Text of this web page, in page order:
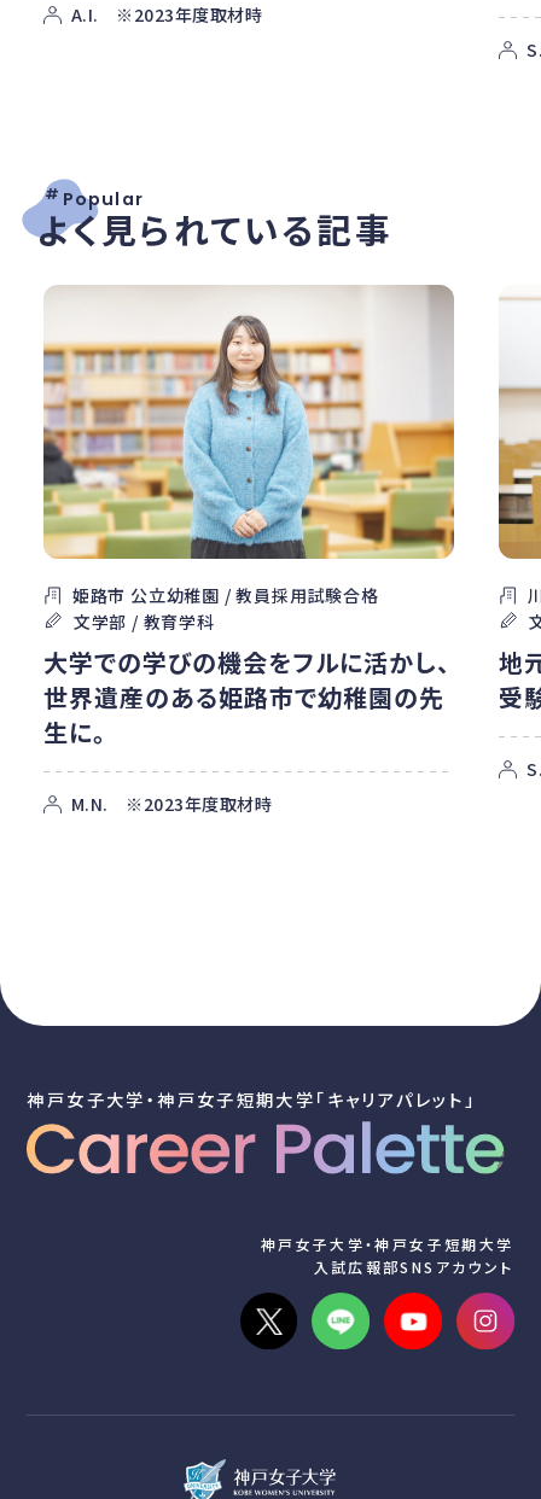
A.I. ※2023年度取材時
# Popular
よく見られている記事
姫路市 公立幼稚園 / 教員採用試験合格
文学部 / 教育学科
大学での学びの機会をフルに活かし、
世界遺産のある姫路市で幼稚園の先
生に。
M.N. ※2023年度取材時
地
受
神戸女子大学・神戸女子短期大学「キャリアパレット」
神戸女子大学・神戸女子短期大学
入試広報部SNSアカウント